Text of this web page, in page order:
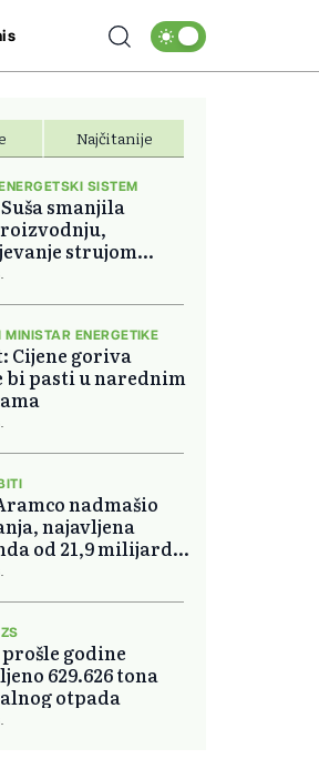
Najčitanije
SISTEM
smanjila
strujom
MINISTAR ENERGETIKE
Cijene goriva
bi pasti u narednim
nadmašio
najavljena
od 21,9 milijardi
prošle godine
629.626 tona
otpada